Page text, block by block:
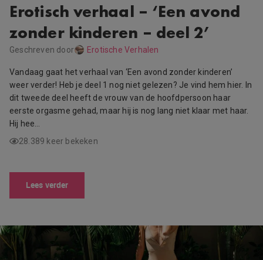
Erotisch verhaal – ‘Een avond
zonder kinderen – deel 2’
Geschreven door Erotische Verhalen
Vandaag gaat het verhaal van ‘Een avond zonder kinderen’
weer verder! Heb je deel 1 nog niet gelezen? Je vind hem hier. In
dit tweede deel heeft de vrouw van de hoofdpersoon haar
eerste orgasme gehad, maar hij is nog lang niet klaar met haar.
Hij hee…
28.389 keer bekeken
Lees verder